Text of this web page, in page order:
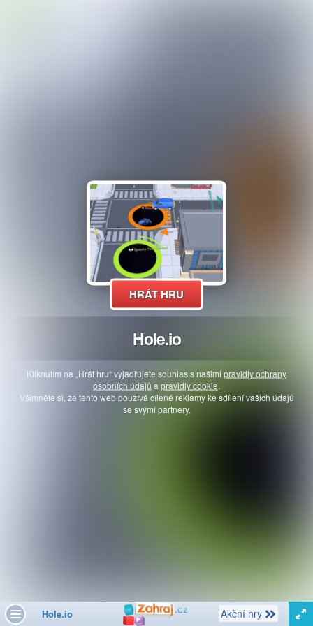
HRÁT HRU
Hole.io
Kliknutím na „Hrát hru“ vyjadřujete souhlas s našimi pravidly ochrany
osobních údajů a pravidly cookie
Všimněte si, že tento web používá cílené reklamy ke sdílení vašich údajů
se svými partnery.
Toggle
Hole.io Další
Akční hry